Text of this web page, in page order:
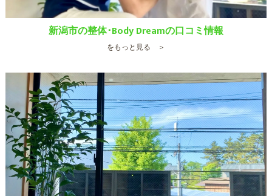
新潟市の整体･Body Dreamの口コミ情報
をもっと見る ＞